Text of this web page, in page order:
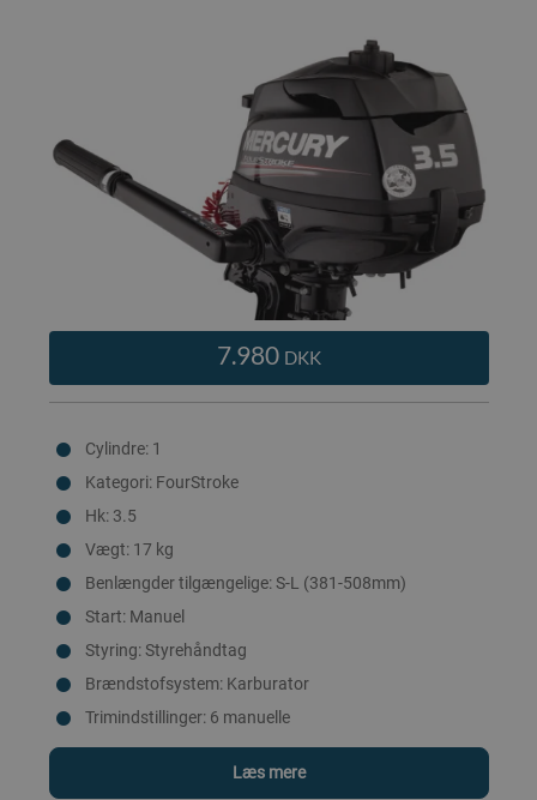
7.980 DKK
Cylindre: 1
Kategori: FourStroke
Hk: 3.5
Vægt: 17 kg
Benlængder tilgængelige: S-L (381-508mm)
Start: Manuel
Styring: Styrehåndtag
Brændstofsystem: Karburator
Trimindstillinger: 6 manuelle
Læs mere